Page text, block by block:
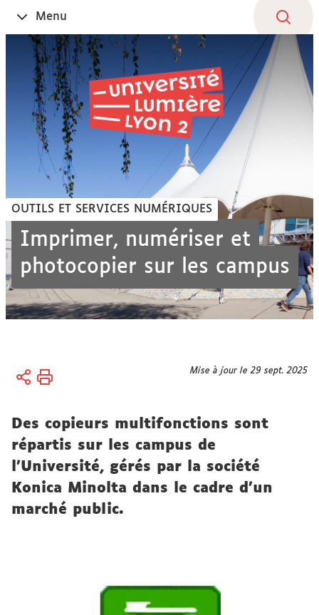
contenu
Ouvrir
le
Menu
OUTILS ET SERVICES NUMÉRIQUES
Imprimer, numériser et
photocopier sur les campus
Vous
Accueil
Numérique
Mise à jour le 29 sept. 2025
Des copieurs multifonctions sont
répartis sur les campus de
l'Université, gérés par la société
Konica Minolta dans le cadre d'un
marché public.